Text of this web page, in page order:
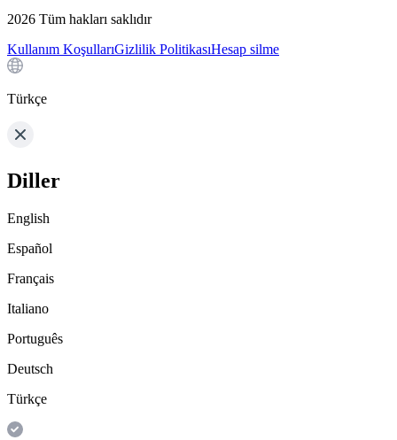
2026 Tüm hakları saklıdır
Kullanım KoşullarıGizlilik PolitikasıHesap silme
Türkçe
Diller
English
Español
Français
Italiano
Português
Deutsch
Türkçe